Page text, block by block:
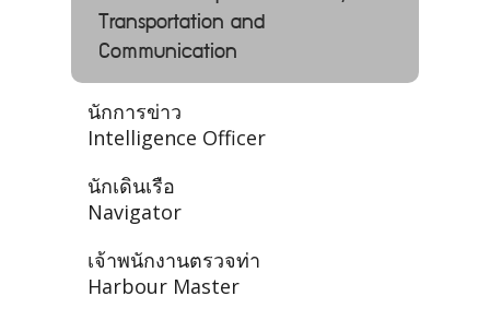
Transportation and
Communication
นักการข่าว
Intelligence Officer
นักเดินเรือ
Navigator
เจ้าพนักงานตรวจท่า
Harbour Master